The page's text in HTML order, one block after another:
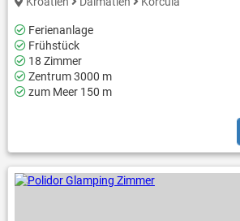
Ferienanlage
Frühstück
18 Zimmer
Zentrum 3000 m
zum Meer 150 m